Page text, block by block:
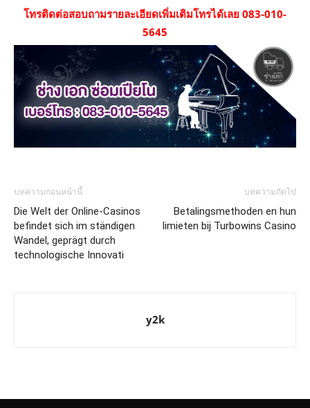
โทรติดต่อสอบถามรายละเอียดเพิ่มเติมโทรได้เลย 083-010-
5645
บทความก่อนหน้านี้
Die Welt der Online-Casinos
befindet sich im ständigen
Wandel, geprägt durch
technologische Innovati
บทความถัดไป
Betalingsmethoden en hun
limieten bij Turbowins Casino
y2k